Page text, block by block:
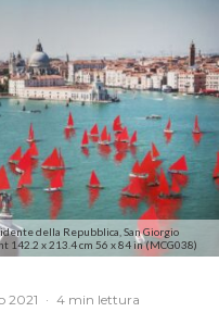
della Repubblica, San Giorgio
x 213.4 cm 56 x 84 in (MCG038)
2021 · 4 min lettura